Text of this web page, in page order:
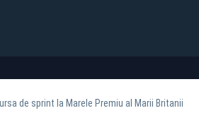
de sprint la Marele Premiu al Marii Britanii